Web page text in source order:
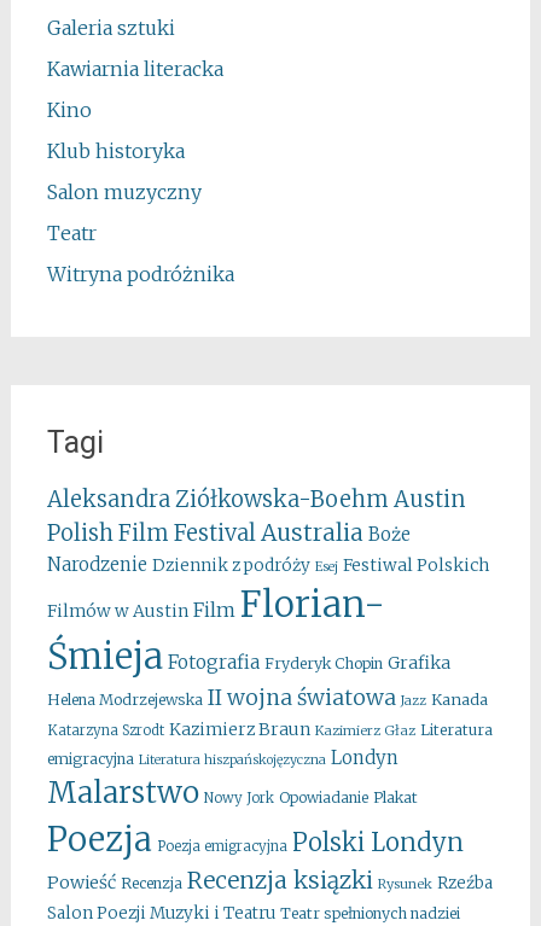
Galeria sztuki
Kawiarnia literacka
Kino
Klub historyka
Salon muzyczny
Teatr
Witryna podróżnika
Tagi
Aleksandra Ziółkowska-Boehm Austin
Polish Film Festival Australia Boże
Narodzenie Dziennik z podróży Esej Festiwal Polskich
Filmów w Austin Film Florian-
Śmieja Fotografia Fryderyk Chopin Grafika
Helena Modrzejewska II wojna światowa Jazz Kanada
Katarzyna Szrodt Kazimierz Braun Kazimierz Głaz Literatura
emigracyjna Literatura hiszpańskojęzyczna Londyn
Malarstwo Nowy Jork Opowiadanie Plakat
Poezja Poezja emigracyjna Polski Londyn
Powieść Recenzja Recenzja ksiązki Rysunek Rzeźba
Salon Poezji Muzyki i Teatru Teatr spełnionych nadziei